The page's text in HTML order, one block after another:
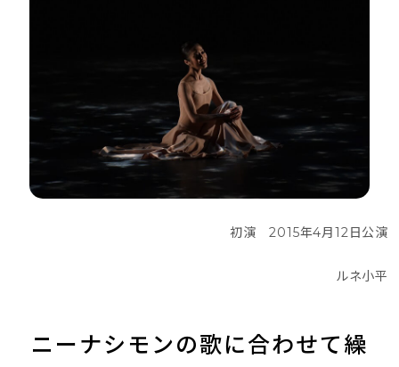
初演　2015年4月12日公演
ルネ小平
ニーナシモンの歌に合わせて繰